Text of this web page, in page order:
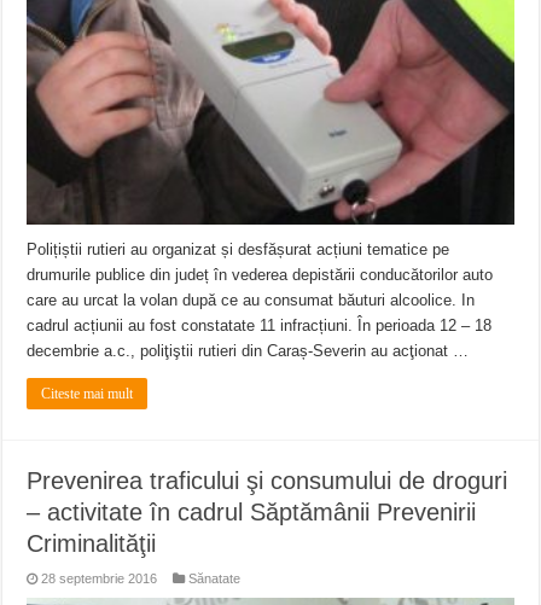
Polițiștii rutieri au organizat și desfășurat acțiuni tematice pe
drumurile publice din județ în vederea depistării conducătorilor auto
care au urcat la volan după ce au consumat băuturi alcoolice. In
cadrul acțiunii au fost constatate 11 infracțiuni. În perioada 12 – 18
decembrie a.c., poliţiştii rutieri din Caraș-Severin au acţionat …
Citeste mai mult
Prevenirea traficului şi consumului de droguri
– activitate în cadrul Săptămânii Prevenirii
Criminalităţii
28 septembrie 2016 Sănatate